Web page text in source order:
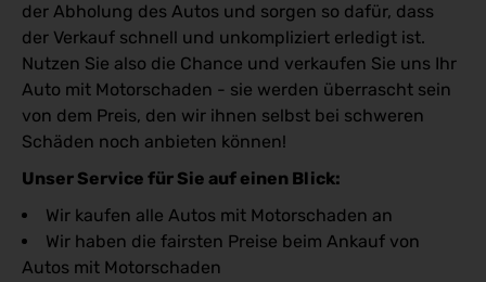
der Abholung des Autos und sorgen so dafür, dass
der Verkauf schnell und unkompliziert erledigt ist.
Nutzen Sie also die Chance und verkaufen Sie uns Ihr
Auto mit Motorschaden - sie werden überrascht sein
von dem Preis, den wir ihnen selbst bei schweren
Schäden noch anbieten können!
Unser Service für Sie auf einen Blick:
Wir kaufen alle Autos mit Motorschaden an
Wir haben die fairsten Preise beim Ankauf von
Autos mit Motorschaden